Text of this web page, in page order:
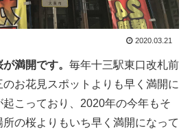
2020.03.21
満開です。 毎年十三駅東口改札前
お花見スポットよりも早く満開に
こっており、2020年の今年もそ
の桜よりもいち早く満開になって